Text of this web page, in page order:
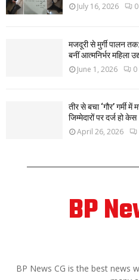
July 16, 2026 0
मजदूरी से मुर्गी पालन
बनीं आत्मनिर्भर महिला
June 1, 2026 0
तीर से बचा ‘गौर’ गर्मी
जिम्मेदारों पर दर्ज हो केस
April 26, 2026
BP
BP News CG is the best news